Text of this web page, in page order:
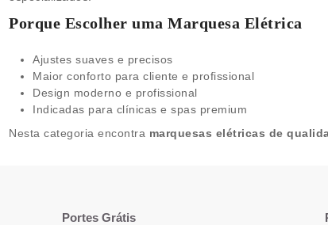
Porque Escolher uma Marquesa Elétrica
Ajustes suaves e precisos
Maior conforto para cliente e profissional
Design moderno e profissional
Indicadas para clínicas e spas premium
Nesta categoria encontra marquesas elétricas de
Portes Grátis